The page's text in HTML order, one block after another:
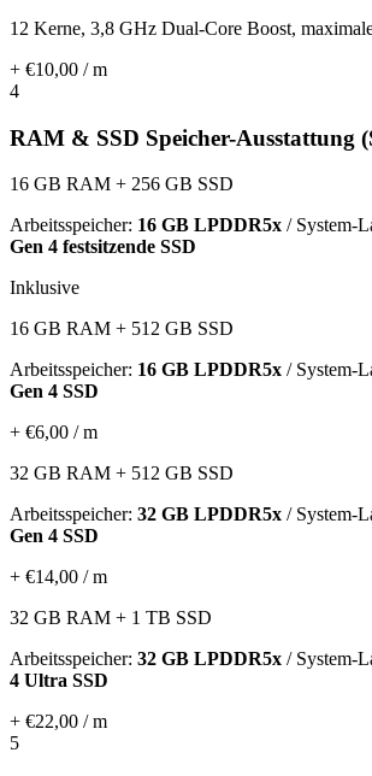
12 Kerne, 3,8 GHz Dual-Core Boost,
+ €10,00 / m
4
RAM & SSD Speicher-Ausstattung
16 GB RAM + 256 GB SSD
Arbeitsspeicher: 16 GB LPDDR5x / System-
Gen 4 festsitzende SSD
Inklusive
16 GB RAM + 512 GB SSD
Arbeitsspeicher: 16 GB LPDDR5x / System-
Gen 4 SSD
+ €6,00 / m
32 GB RAM + 512 GB SSD
Arbeitsspeicher: 32 GB LPDDR5x / System-
Gen 4 SSD
+ €14,00 / m
32 GB RAM + 1 TB SSD
Arbeitsspeicher: 32 GB LPDDR5x / System-
4 Ultra SSD
+ €22,00 / m
5